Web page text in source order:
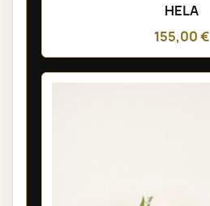
HELA
155,00 €